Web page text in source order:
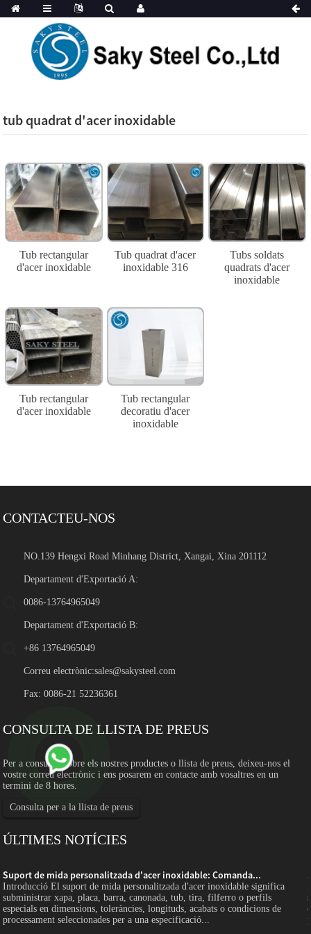
tub quadrat d'acer inoxidable
Tub rectangular
d'acer inoxidable
Tub quadrat d'acer
inoxidable 316
Tubs soldats
quadrats d'acer
inoxidable
Tub rectangular
d'acer inoxidable
Tub rectangular
decoratiu d'acer
inoxidable
CONTACTEU-NOS
NO.139 Hengxi Road Minhang District, Xangai, Xina 201112
Departament d'Exportació A:
0086-13764965049
Departament d'Exportació B:
+86 13764965049
Correu electrònic:sales@sakysteel.com
Fax: 0086-21 52236361
CONSULTA DE LLISTA DE PREUS
Per a consultes sobre els nostres productes o llista de preus, deixeu-nos el
vostre correu electrònic i ens posarem en contacte amb vosaltres en un
termini de 8 hores.
Consulta per a la llista de preus
ÚLTIMES NOTÍCIES
Suport de mida personalitzada d'acer inoxidable: Comanda...
Introducció El suport de mida personalitzada d'acer inoxidable significa
subministrar xapa, placa, barra, canonada, tub, tira, filferro o perfils
especials en dimensions, toleràncies, longituds, acabats o condicions de
processament seleccionades per a una especificació...